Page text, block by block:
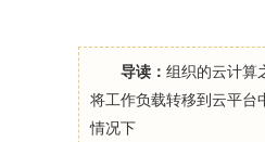
导读： 组织的云计算
将工作负载转移到云平台
情况下